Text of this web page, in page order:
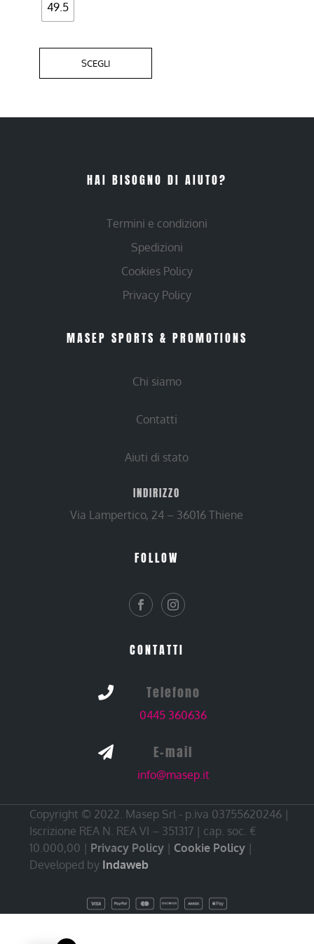
49.5
SCEGLI
HAI BISOGNO DI AIUTO?
Termini e condizioni
Spedizioni
Cookies Policy
Privacy Policy
MASEP SPORTS & PROMOTIONS
Chi siamo
Contatti
Aiuti di stato
INDIRIZZO
Via Lampertico, 24 – 36016 Thiene
FOLLOW
CONTATTI
 Telefono
0445 360636
 E-mail
info@masep.it
Copyright © 2022. Masep Srl - p.iva 03755620246 |
Iscrizione REA N. REA VI – 351317 | cap. soc. €
10.000,00 | Privacy Policy | Cookie Policy |
Developed by Indaweb